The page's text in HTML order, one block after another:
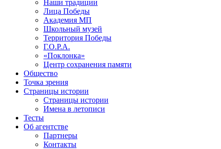
Наши традиции
Лица Победы
Академия МП
Школьный музей
Территория Победы
Г.О.Р.А.
«Поклонка»
Центр сохранения памяти
Общество
Точка зрения
Страницы истории
Страницы истории
Имена в летописи
Тесты
Об агентстве
Партнеры
Контакты